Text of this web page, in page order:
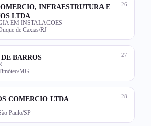
26
INFRAESTRUTURA E
LTDA
EM INSTALACOES
de Caxias/RJ
27
BARROS
MG
28
COMERCIO LTDA
Paulo/SP